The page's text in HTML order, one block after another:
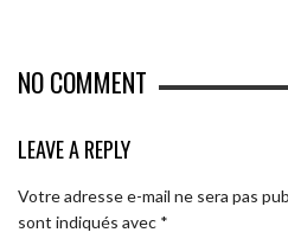
NO COMMENT
LEAVE A REPLY
Votre adresse e-mail ne sera pas
sont indiqués avec *